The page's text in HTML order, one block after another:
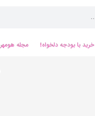
خرید با بودجه دلخواه! مجله هومهر